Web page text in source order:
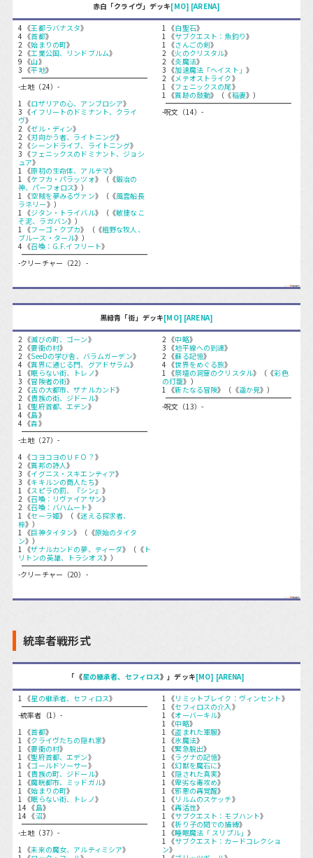
赤白「クライヴ」デッキ[MO] [ARENA]
4 《王都ラバナスタ》
4 《首都》
2 《始まりの町》
2 《工業公国、リンドブルム》
9 《山》
3 《平地》
-土地（24）-
1 《ロザリアの心、アンブロシア》
3 《イフリートのドミナント、クライ
ヴ》
2 《ゼル・ディン》
2 《刃向かう者、ライトニング》
2 《シーンドライブ、ライトニング》
3 《フェニックスのドミナント、ジョシ
ュア》
1 《原初の生命体、アルテマ》
1 《ケフカ・パラッツォ》（《鍛冶の
神、パーフォロス》）
1 《空賊を夢みるヴァン》（《風雲船長
ラネリー》）
1 《ジタン・トライバル》（《敏捷なこ
そ泥、ラガバン》）
1 《フーゴ・クプカ》（《粗野な牧人、
ブルース・タール》）
4 《召喚：G.F.イフリート》
-クリーチャー（22）-
1 《白聖石》
1 《サブクエスト：魚釣り》
1 《さんごの剣》
2 《火のクリスタル》
2 《炎魔法》
3 《加速魔法「ヘイスト」 》
2 《メテオストライク》
1 《フェニックスの尾》
1 《異跡の鼓動》（《稲妻》）
-呪文（14）-
黒緑青「街」デッキ[MO] [ARENA]
2 《滅びの町、ゴーン》
2 《要衝の村》
2 《SeeDの学び舎、バラムガーデン》
4 《異界に通じる門、グアドサラム》
1 《眠らない街、トレノ》
3 《冒険者の街》
2 《古の大都市、ザナルカンド》
2 《貴族の街、ジドール》
1 《聖府首都、エデン》
4 《島》
4 《森》
-土地（27）-
4 《コヨコヨのＵＦＯ？ 》
2 《異邦の詩人》
3 《イグニス・スキエンティア》
3 《キキルンの商人たち》
1 《スピラの罰、『シン』 》
2 《召喚：リヴァイアサン》
2 《召喚：バハムート》
1 《セーラ姫》（《迷える探求者、
梓》）
1 《巨神タイタン》（《原始のタイタ
ン》）
1 《ザナルカンドの夢、ティーダ》（《ト
リトンの英雄、トラシオス》）
-クリーチャー（20）-
2 《中略》
3 《地平線への到達》
2 《蘇る記憶》
4 《世界をめぐる旅》
1 《祭壇の洞窟のクリスタル》（《彩色
の灯籠》）
1 《新たなる冒険》（《遥か見》）
-呪文（13）-
統率者戦形式
「《星の継承者、セフィロス》」デッキ[MO] [ARENA]
1 《星の継承者、セフィロス》
-統率者（1）-
1 《首都》
1 《クライヴたちの隠れ家》
1 《要衝の村》
1 《聖府首都、エデン》
1 《ゴールドソーサー》
1 《貴族の町、ジドール》
1 《魔晄都市、ミッドガル》
1 《始まりの町》
1 《眠らない街、トレノ》
14 《島》
14 《沼》
-土地（37）-
1 《未来の魔女、アルティミシア》
1 《リミットブレイク：ヴィンセント》
1 《セフィロスの介入》
1 《オーバーキル》
1 《中略》
1 《盗まれた軍服》
1 《氷魔法》
1 《緊急脱出》
1 《ラグナの記憶》
1 《幻獣を魔石に》
1 《隠された真実》
1 《卑劣な毒攻め》
1 《邪悪の再覚醒》
1 《リルムのスケッチ》
1 《再活性》
1 《サブクエスト：モブハント》
1 《祈り子の間での捕縛》
1 《睡眠魔法「 スリプル」 》
1 《サブクエスト：カードコレクショ
ン》